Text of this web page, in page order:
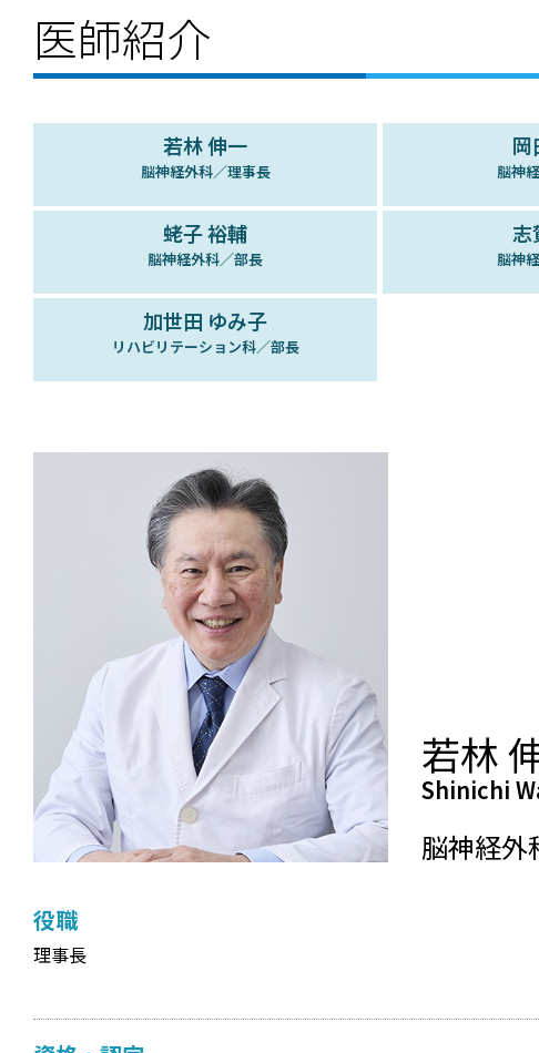
医師紹介
若林 伸一
脳神経外科／理事長
岡
脳神
蛯子 裕輔
脳神経外科／部長
志
脳神
加世田 ゆみ子
リハビリテーション科／部長
若林
Shinichi
脳神経外
役職
理事長